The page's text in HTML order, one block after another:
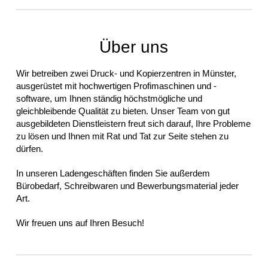
Über uns
Wir betreiben zwei Druck- und Kopierzentren in Münster,
ausgerüstet mit hochwertigen Profimaschinen und -
software, um Ihnen ständig höchstmögliche und
gleichbleibende Qualität zu bieten. Unser Team von gut
ausgebildeten Dienstleistern freut sich darauf, Ihre Probleme
zu lösen und Ihnen mit Rat und Tat zur Seite stehen zu
dürfen.
In unseren Ladengeschäften finden Sie außerdem
Bürobedarf, Schreibwaren und Bewerbungsmaterial jeder
Art.
Wir freuen uns auf Ihren Besuch!